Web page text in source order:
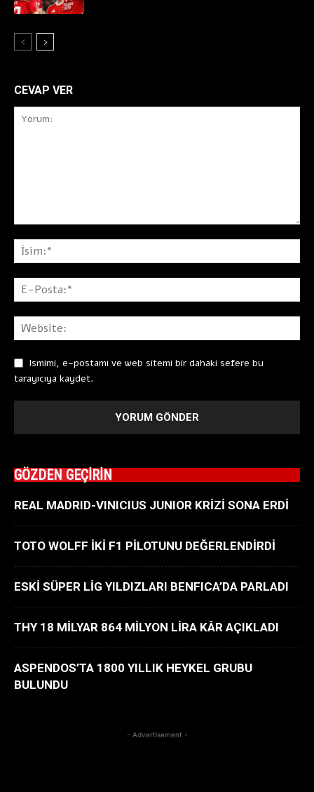
CEVAP VER
Ismimi, e-postamı ve web sitemi bir dahaki sefere bu
tarayıcıya kaydet.
GÖZDEN GEÇİRİN
REAL MADRID-VINICIUS JUNIOR KRİZİ SONA ERDİ
TOTO WOLFF İKİ F1 PİLOTUNU DEĞERLENDİRDİ
ESKİ SÜPER LİG YILDIZLARI BENFICA’DA PARLADI
THY 18 MİLYAR 864 MİLYON LİRA KÂR AÇIKLADI
ASPENDOS’TA 1800 YILLIK HEYKEL GRUBU
BULUNDU
- Advertisement -